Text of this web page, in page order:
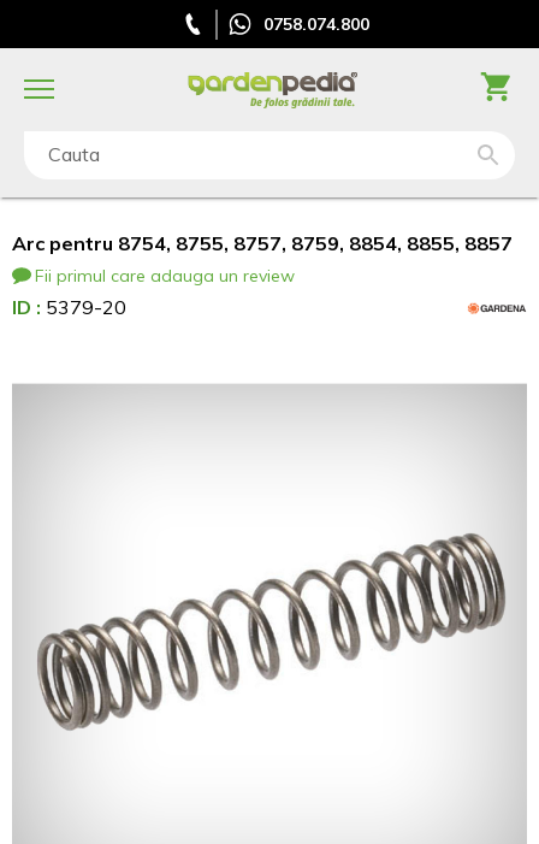
0758.074.800
Cauta
Arc pentru 8754, 8755, 8757, 8759, 8854, 8855, 8857
Fii primul care adauga un review
ID : 5379-20